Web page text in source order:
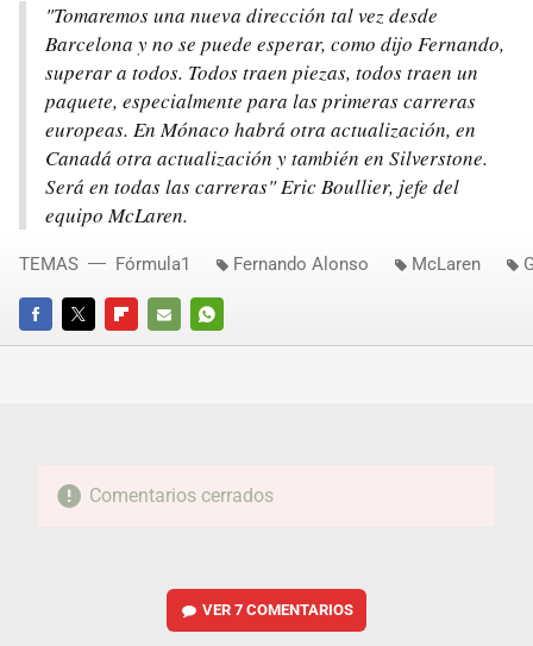
"Tomaremos una nueva dirección tal vez desde
Barcelona y no se puede esperar, como dijo Fernando,
superar a todos. Todos traen piezas, todos traen un
paquete, especialmente para las primeras carreras
europeas. En Mónaco habrá otra actualización, en
Canadá otra actualización y también en Silverstone.
Será en todas las carreras" Eric Boullier, jefe del
equipo McLaren.
FACEBOOKTWITTERFLIPBOARD
E-
WHATSAPP
TEMAS Fórmula1 Fernando Alonso McLaren
Comentarios cerrados
VER7 COMENTARIOS